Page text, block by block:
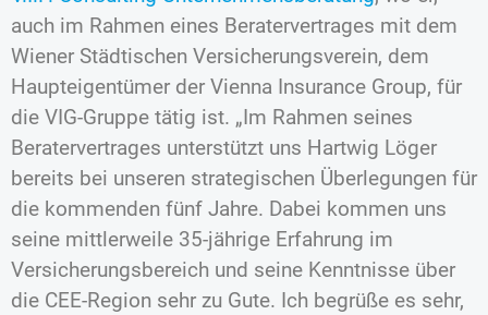
auch im Rahmen eines Beratervertrages mit dem
Wiener Städtischen Versicherungsverein, dem
Haupteigentümer der Vienna Insurance Group, für
die VIG-Gruppe tätig ist. „Im Rahmen seines
Beratervertrages unterstützt uns Hartwig Löger
bereits bei unseren strategischen Überlegungen für
die kommenden fünf Jahre. Dabei kommen uns
seine mittlerweile 35-jährige Erfahrung im
Versicherungsbereich und seine Kenntnisse über
die CEE-Region sehr zu Gute. Ich begrüße es sehr,